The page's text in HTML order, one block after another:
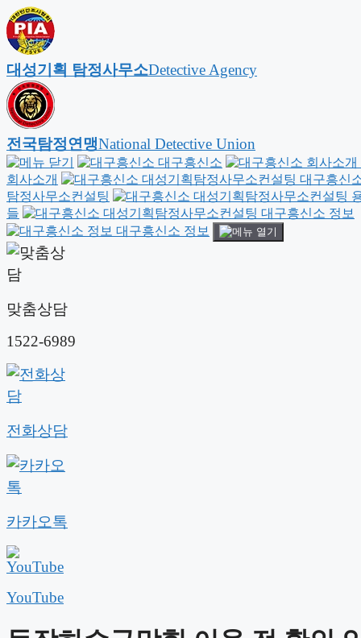
대성기획 탐정사무소Detective Agency
전국탐정연맹National Detective Union
대구흥신소
회사소개
대구흥신
탐정사무소컨설팅
들
대구흥신소 정보
대구흥신소 정보
맞춤상담
1522-6989
전화상담
카카오톡
YouTube